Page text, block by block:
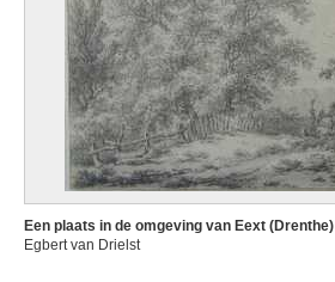
Een plaats in de omgeving van Eext (Drenthe)
Egbert van Drielst